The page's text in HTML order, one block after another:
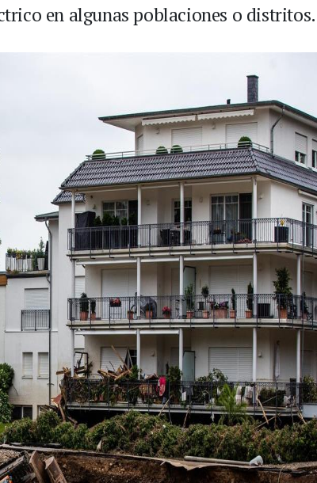
en algunas poblaciones o distritos.